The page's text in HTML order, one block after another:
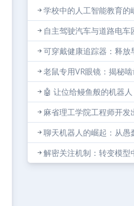
学校中的人工智能教育的
自主驾驶汽车与道路电车
可穿戴健康追踪器：释放
老鼠专用VR眼镜：揭秘
🤖 让位给鳗鱼般的机器
麻省理工学院工程师开发
聊天机器人的崛起：从愚
解密关注机制：转变模型